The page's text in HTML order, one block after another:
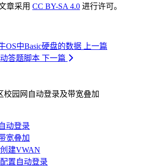
章采用 CC BY-SA 4.0 进行许可。
OS中Basic硬盘的数据
上一篇
答题脚本 下一篇
校园网自动登录及带宽叠加
动登录
宽叠加
创建VWAN
配置自动登录